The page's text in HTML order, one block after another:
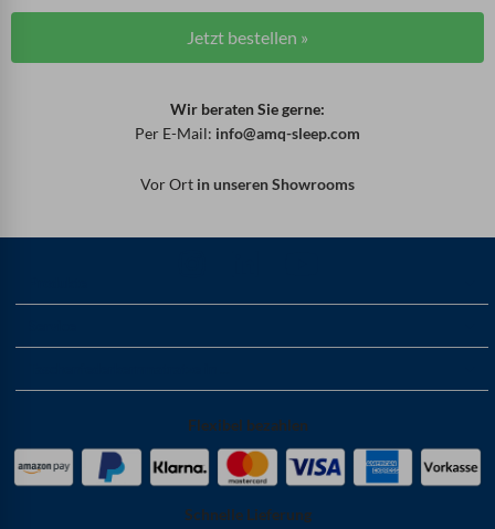
Jetzt bestellen »
Wir beraten Sie gerne:
Per E-Mail: info@amq-sleep.com
Vor Ort in unseren Showrooms
Flexibel bezahlen
Schnelle Lieferung